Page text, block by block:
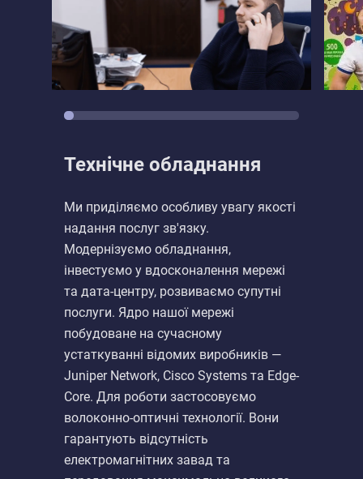
Технічне обладнання
Ми приділяємо особливу увагу якості
надання послуг зв'язку.
Модернізуємо обладнання,
інвестуємо у вдосконалення мережі
та дата-центру, розвиваємо супутні
послуги. Ядро нашої мережі
побудоване на сучасному
устаткуванні відомих виробників —
Juniper Network, Cisco Systems та Edge-
Core. Для роботи застосовуємо
волоконно-оптичні технології. Вони
гарантують відсутність
електромагнітних завад та